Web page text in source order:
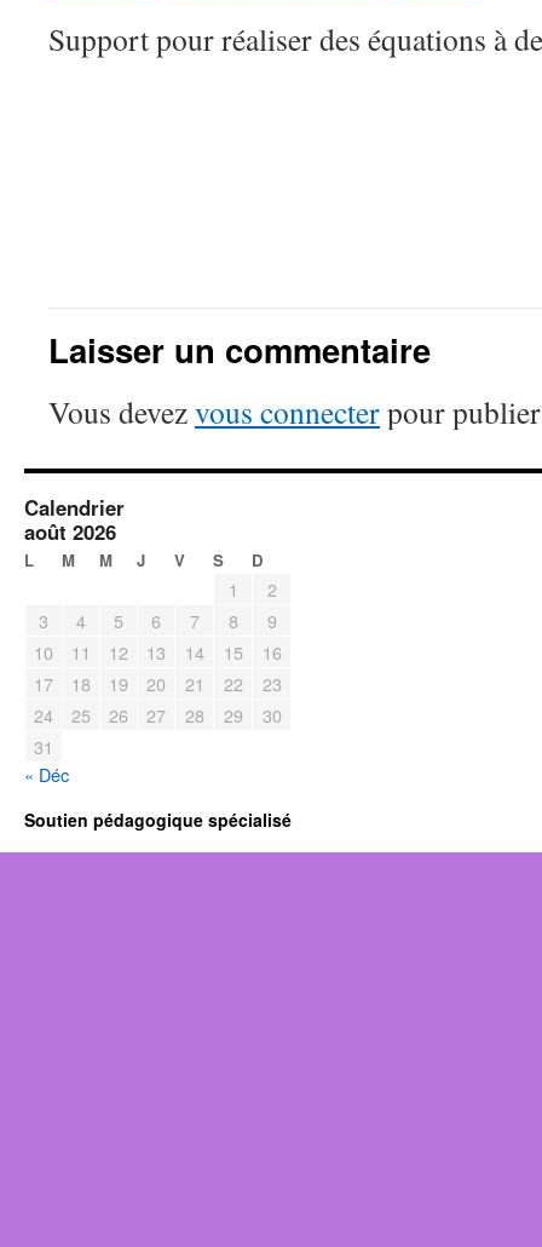
Support pour réaliser des équations à
Laisser un commentaire
Vous devezvous connecterpour
Calendrier
août 2026
L M M J V S D
1
2
3
4 5 6 7 8
9
10
11 12 13 14 15
16
17
18 19 20 21 22
23
24
25 26 27 28 29
30
31
« Déc
Soutien pédagogique spécialisé